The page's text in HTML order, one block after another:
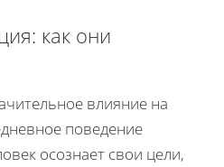
как они
влияние на
поведение
осознает свои цели,